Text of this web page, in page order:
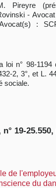
Pireyre
-
:
loi n° 98-1194
2, 3°, et L.
sociale.
19-25.550,
de
du